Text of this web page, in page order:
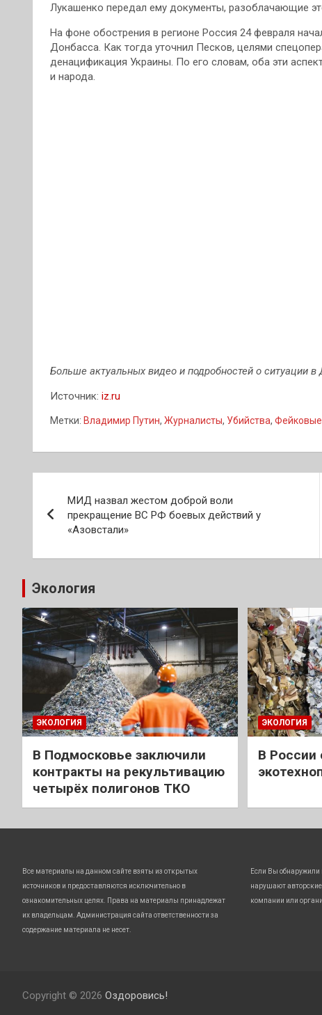
Лукашенко передал ему документы, разоблачающие
На фоне обострения в регионе Россия 24 февраля
Донбасса. Как тогда уточнил Песков, целями
денацификация Украины. По его словам, оба эти
и народа.
Больше актуальных видео и подробностей о ситуации
Источник: iz.ru
Метки: Владимир Путин, Журналисты, Убийства, Фейковые
по
МИД назвал жестом доброй воли
прекращение ВС РФ боевых действий у
«Азовстали»
Экология
ЭКОЛОГИЯ
В Подмосковье заключили
контракты на рекультивацию
четырёх полигонов ТКО
ЭКОЛОГИЯ
В России
Все материалы на данном сайте взяты из открытых
источников и предоставляются исключительно в
ознакомительных целях. Права на материалы принадлежат
их владельцам. Администрация сайта ответственности за
содержание материала не несет.
Если Вы
нарушают
компании или
Copyright © 2026 Оздоровись!